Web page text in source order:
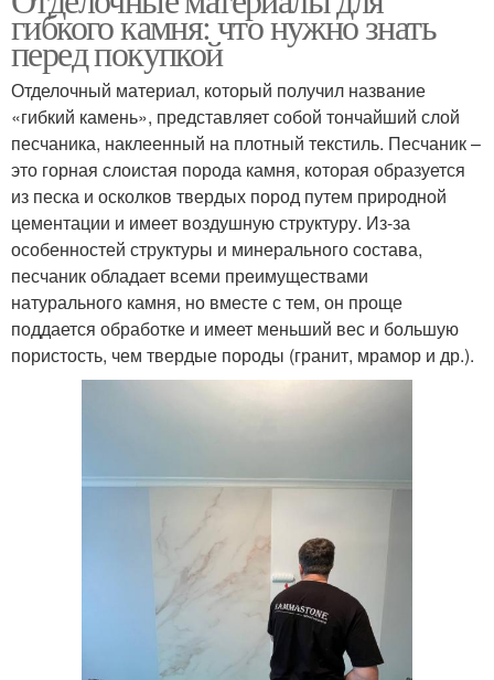
гибкого камня: что нужно знать
перед покупкой
Отделочный материал, который получил название
«гибкий камень», представляет собой тончайший слой
песчаника, наклеенный на плотный текстиль. Песчаник –
это горная слоистая порода камня, которая образуется
из песка и осколков твердых пород путем природной
цементации и имеет воздушную структуру. Из-за
особенностей структуры и минерального состава,
песчаник обладает всеми преимуществами
натурального камня, но вместе с тем, он проще
поддается обработке и имеет меньший вес и большую
пористость, чем твердые породы (гранит, мрамор и др.).